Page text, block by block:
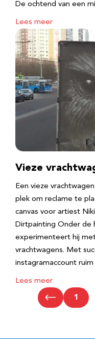
De ochtend van een
Lees meer
Vieze
Een vieze
plek om reclame te
canvas voor artiest
Dirtpainting Onder de
experimenteert hij
vrachtwagens. Met
instagramaccount
Lees meer
1